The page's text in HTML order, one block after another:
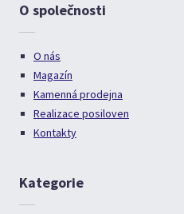
O společnosti
O nás
Magazín
Kamenná prodejna
Realizace posiloven
Kontakty
Kategorie